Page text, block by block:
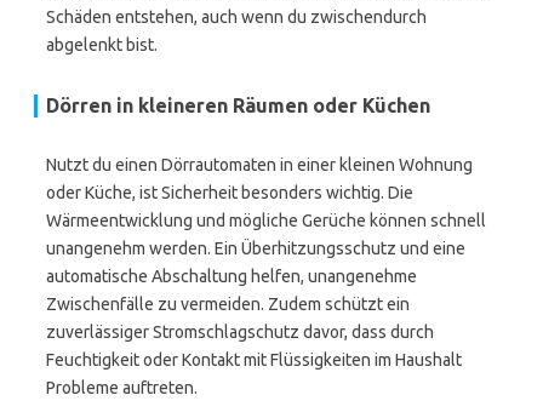
Schäden entstehen, auch wenn du zwischendurch
abgelenkt bist.
Dörren in kleineren Räumen oder Küchen
Nutzt du einen Dörrautomaten in einer kleinen Wohnung
oder Küche, ist Sicherheit besonders wichtig. Die
Wärmeentwicklung und mögliche Gerüche können schnell
unangenehm werden. Ein Überhitzungsschutz und eine
automatische Abschaltung helfen, unangenehme
Zwischenfälle zu vermeiden. Zudem schützt ein
zuverlässiger Stromschlagschutz davor, dass durch
Feuchtigkeit oder Kontakt mit Flüssigkeiten im Haushalt
Probleme auftreten.